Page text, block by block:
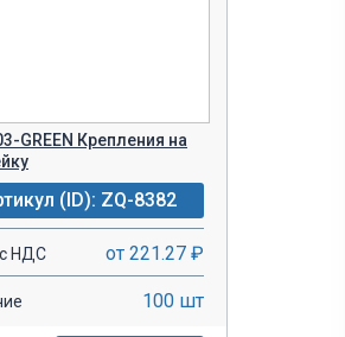
GREEN Крепления на
(ID): ZQ-8382
НДС от 221.27 ₽
100 шт